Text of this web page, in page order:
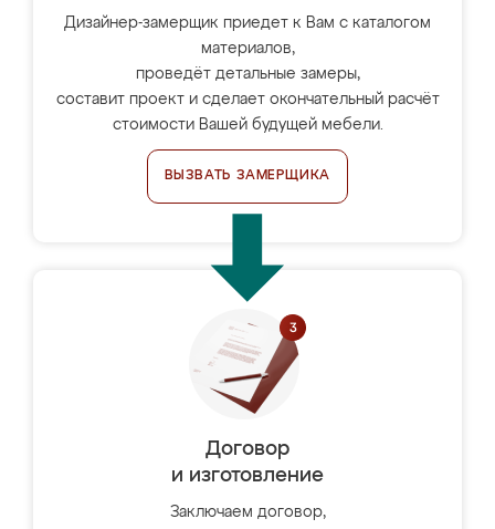
Дизайнер-замерщик приедет к Вам с каталогом
материалов,
проведёт детальные замеры,
составит проект и сделает окончательный расчёт
стоимости Вашей будущей мебели.
ВЫЗВАТЬ ЗАМЕРЩИКА
Договор
и изготовление
Заключаем договор,